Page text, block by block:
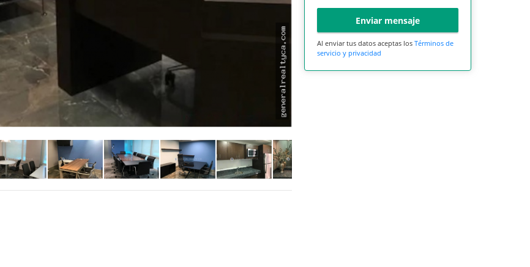
Enviar mensaje
Al enviar tus datos aceptas los Términos de
servicio y privacidad